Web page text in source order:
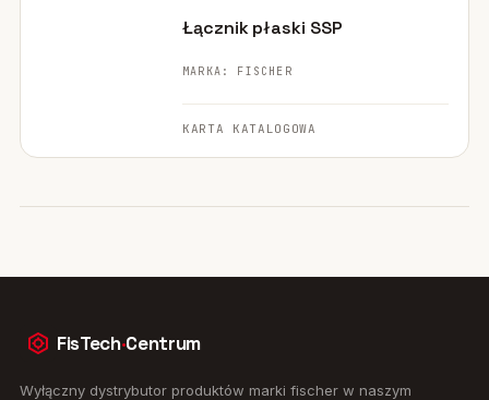
Łącznik płaski SSP
MARKA: FISCHER
KARTA KATALOGOWA
FisTech·Centrum
Wyłączny dystrybutor produktów marki fischer w naszym